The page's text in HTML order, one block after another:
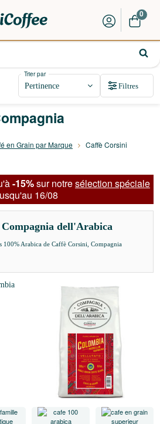
0
en Grain par Marque
Caffè Corsini
-15%sur notresélection spéciale
16/08
Compagnia dell'Arabica
100% Arabica de Caffè Corsini, Compagnia
Trier par
Filtres